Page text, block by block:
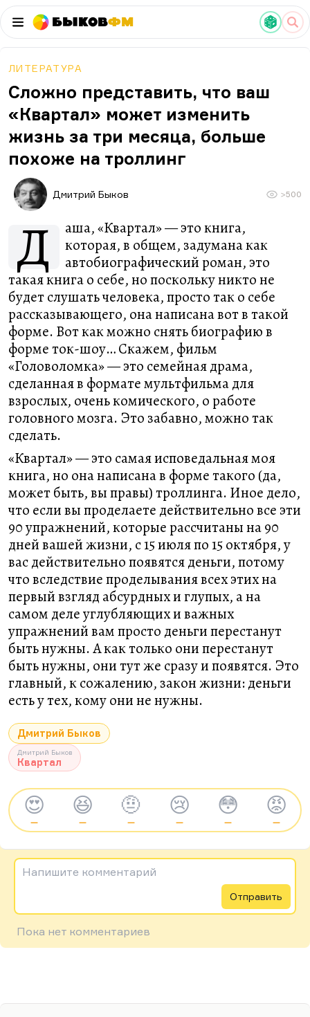
БыковФМ
ЛИТЕРАТУРА
Сложно представить, что ваш
«Квартал» может изменить
жизнь за три месяца, больше
похоже на троллинг
Дмитрий Быков >500
Д
аша, «Квартал» — это книга,
которая, в общем, задумана как
автобиографический роман, это
такая книга о себе, но поскольку никто не
будет слушать человека, просто так о себе
рассказывающего, она написана вот в такой
форме. Вот как можно снять биографию в
форме ток-шоу… Скажем, фильм
«Головоломка» — это семейная драма,
сделанная в формате мультфильма для
взрослых, очень комического, о работе
головного мозга. Это забавно, можно так
сделать.
«Квартал» — это самая исповедальная моя
книга, но она написана в форме такого (да,
может быть, вы правы) троллинга. Иное дело,
что если вы проделаете действительно все эти
90 упражнений, которые рассчитаны на 90
дней вашей жизни, с 15 июля по 15 октября, у
вас действительно появятся деньги, потому
что вследствие проделывания всех этих на
первый взгляд абсурдных и глупых, а на
самом деле углубляющих и важных
упражнений вам просто деньги перестанут
быть нужны. А как только они перестанут
быть нужны, они тут же сразу и появятся. Это
главный, к сожалению, закон жизни: деньги
есть у тех, кому они не нужны.
Дмитрий Быков
Дмитрий Быков
Квартал
😍
—
😆
—
🤨
—
😢
—
😳
—
😡
—
Напишите комментарий
Отправить
Пока нет комментариев